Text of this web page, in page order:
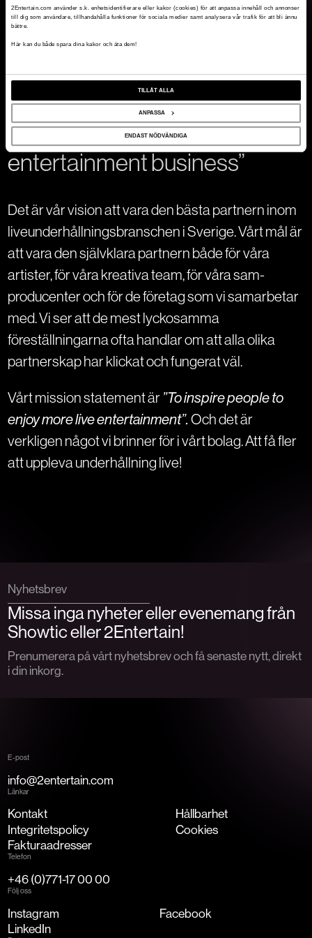
2Entertain.com använder s.k. enhetsidentifierare eller kakor (cookies) för att anpassa innehåll och annonser
till dig som användare, tillhandahålla funktioner för sociala medier samt analysera vår trafik för att bli ännu
bättre.
Här kan du både spara dina kakor och äta dem!
TILLÅT ALLA
ANPASSA
ENDAST NÖDVÄNDIGA
Vision
”To be the most attractive
partner in the live
entertainment business”
Det är vår vision att vara den bästa partnern inom
liveunderhållningsbranschen i Sverige. Vårt mål är
att vara den självklara partnern både för våra
artister, för våra kreativa team, för våra sam-
producenter och för de företag som vi samarbetar
med. Vi ser att de mest lyckosamma
föreställningarna ofta handlar om att alla olika
partnerskap har klickat och fungerat väl.
Vårt mission statement är ”To inspire people to
enjoy more live entertainment”.Och det är
verkligen något vi brinner för i vårt bolag. Att få fler
att uppleva underhållning live!
Nyhetsbrev
Missa inga nyheter eller evenemang från
Showtic eller 2Entertain!
Prenumerera på vårt nyhetsbrev och få senaste nytt, direkt
i din inkorg.
E-post
info@2entertain.com
Länkar
Kontakt
Hållbarhet
Integritetspolicy
Cookies
Fakturaadresser
Telefon
+46 (0)771-17 00 00
Följ oss
Instagram
Facebook
LinkedIn